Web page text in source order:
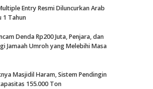
Entry Resmi Diluncurkan Arab
1 Tahun
Denda Rp200 Juta, Penjara, dan
Jamaah Umroh yang Melebihi Masa
Masjidil Haram, Sistem Pendingin
155.000 Ton